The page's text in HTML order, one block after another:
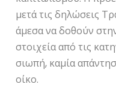
μετά τις δηλώσεις
άμεσα να δοθούν
στοιχεία από τις
σιωπή, καμία
οίκο.